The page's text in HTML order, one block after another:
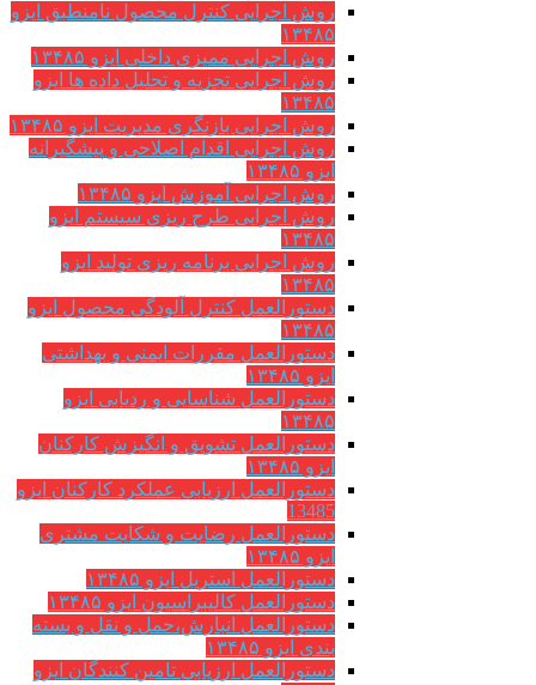
روش اجرایی کنترل محصول نامنطبق ایزو
۱۳۴۸۵
روش اجرایی ممیزی داخلی ایزو ۱۳۴۸۵
روش اجرایی تجزیه و تحلیل داده ها ایزو
۱۳۴۸۵
روش اجرایی بازنگری مدیریت ایزو ۱۳۴۸۵
روش اجرایی اقدام اصلاحی و پیشگیرانه
ایزو ۱۳۴۸۵
روش اجرایی آموزش ایزو ۱۳۴۸۵
روش اجرایی طرح ریزی سیستم ایزو
۱۳۴۸۵
روش اجرایی برنامه ریزی تولید ایزو
۱۳۴۸۵
دستورالعمل کنترل آلودگی محصول ایزو
۱۳۴۸۵
دستورالعمل مقررات ایمنی و بهداشتی
ایزو ۱۳۴۸۵
دستورالعمل شناسایی و ردیابی ایزو
۱۳۴۸۵
دستورالعمل تشویق و انگیزش کارکنان
ایزو ۱۳۴۸۵
دستورالعمل ارزیابی عملکرد کارکنان ایزو
13485
دستورالعمل رضایت و شکایت مشتری
ایزو ۱۳۴۸۵
دستورالعمل استریل ایزو ۱۳۴۸۵
دستورالعمل کالیبراسیون ایزو ۱۳۴۸۵
دستورالعمل انبارش،حمل و نقل و بسته
بندی ایزو ۱۳۴۸۵
دستورالعمل ارزیابی تامین کنندگان ایزو